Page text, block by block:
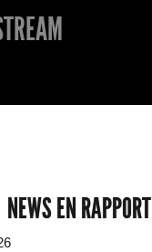
NEWS EN RAPPORT